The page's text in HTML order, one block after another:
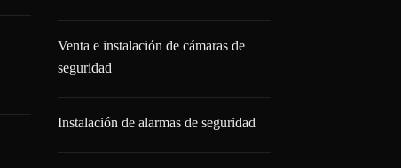
Venta e instalación de cámaras de
seguridad
Instalación de alarmas de seguridad